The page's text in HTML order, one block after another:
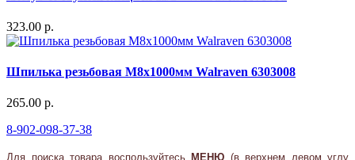
323.00 р.
Шпилька резьбовая M8x1000мм Walraven 6303008
265.00 р.
8-902-098-37-38
Для поиска товара воспользуйтесь МЕНЮ (в верхнем левом углу